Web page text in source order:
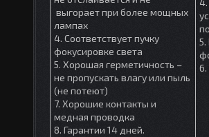
выгорает при более мощных
лампах
4. Соответствует пучку
фокусировке света
5. Хорошая герметичность –
не пропускать влагу или пыль
(не потеют)
7. Хорошие контакты и
медная проводка
8. Гарантии 14 дней.
6.